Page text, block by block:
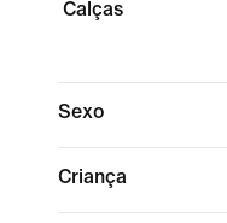
Calças
Sexo
Criança